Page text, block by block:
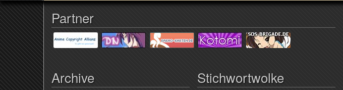
Partner
Archive Stichwortwolke